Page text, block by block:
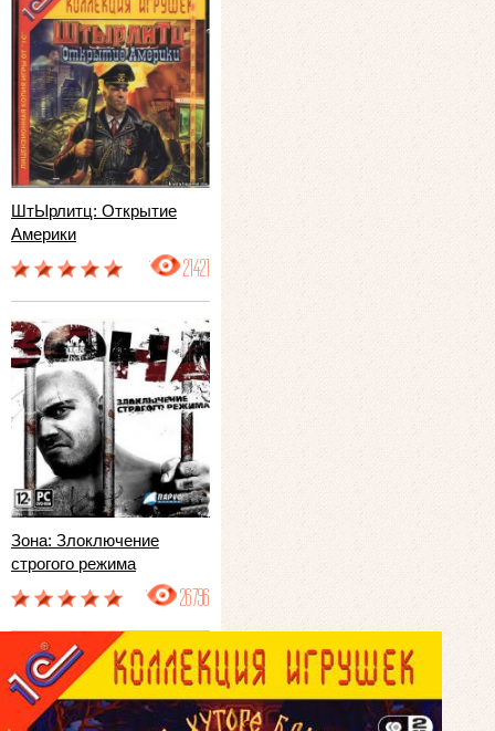
ШтЫрлитц: Открытие
Америки
21421
Зона: Злоключение
строгого режима
26796